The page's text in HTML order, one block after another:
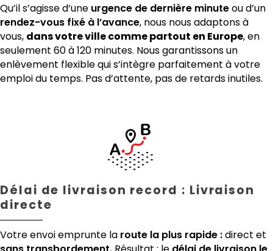
Qu’il s’agisse d’une urgence de dernière minuteou d’un
rendez-vous fixé à l’avance, nous nous adaptons à
vous, dans votre ville comme partout en Europe, en
seulement 60 à 120 minutes. Nous garantissons un
enlèvement flexible qui s’intègre parfaitement à votre
emploi du temps. Pas d’attente, pas de retards inutiles.
Délai de livraison record : Livraison
directe
Votre envoi emprunte la route la plus rapide :direct et